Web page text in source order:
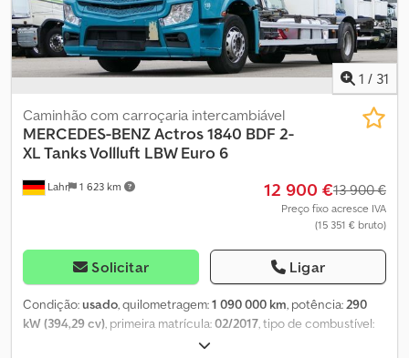
1 / 31
Lahr 1 623 km
Caminhão com carroçaria intercambiável
MERCEDES-BENZActros 1840 BDF 2-
XL Tanks Vollluft LBW Euro 6
12 900 €13 900 €
Preço fixo acresce IVA
(15 351 € bruto)
Solicitar Ligar
Condição:usado, quilometragem:1 090 000 km, potência:290
kW (394,29 cv), primeira matrícula:02/2017, tipo de combustível:
, configuração de eixo: